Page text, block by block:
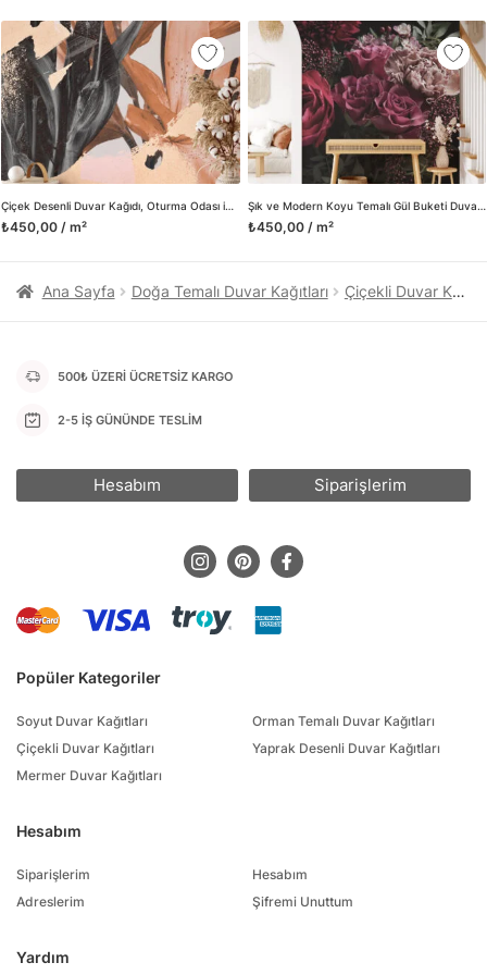
Çiçek Desenli Duvar Kağıdı, Oturma Odası için Zarif ve Yumuşak Tonlar, Duvar Posteri
₺450,00 / m²
Şık ve Modern Koyu Temalı Gül Buketi Duvar Kağıdı, Çiçek Desenli Duvar Posteri
₺450,00 / m²
üretimini ve satışını yapmaktadır. Duvar tasarımının önemini
biliyor ve evin en kritik dekorasyon alanı olduğunu kabul
ediyoruz. Bu nedenle ürün yelpazemizi sürekli genişletiyor ve
trendlere ayak uydurmanın yanı sıra yeni trendlerin oluşumunda
da öncü rol üstleniyoruz.
Herhangi bir soru ya da sorununuz olursa bizimle iletişime
geçebilirsiniz.
Ana Sayfa Doğa Temalı Duvar Kağıtları Çiçekli Duvar Kağıtları
Popüler Kategoriler
Soyut Duvar Kağıtları
Çiçekli Duvar Kağıtları
Mermer Duvar Kağıtları
Orman Temalı Duvar Kağıtları
Yaprak Desenli Duvar Kağıtları
Hesabım
Siparişlerim
Adreslerim
Hesabım
Şifremi Unuttum
Yardım
500₺ ÜZERİ ÜCRETSİZ KARGO
2-5 İŞ GÜNÜNDE TESLİM
Hesabım Siparişlerim